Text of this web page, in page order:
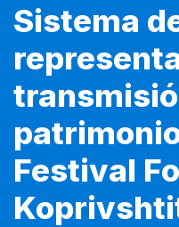
Sistema
Festival